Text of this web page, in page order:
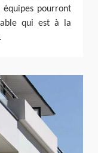
équipes pourront
qui est à la